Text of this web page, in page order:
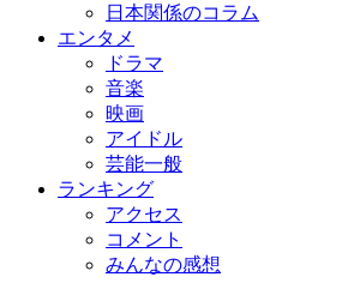
日本関係のコラム
エンタメ
ドラマ
音楽
映画
アイドル
芸能一般
ランキング
アクセス
コメント
みんなの感想